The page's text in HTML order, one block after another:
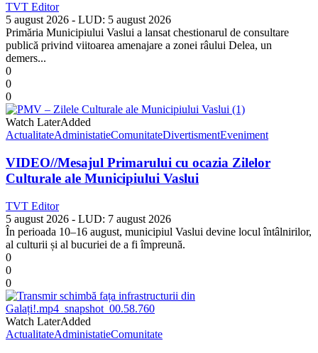
TVT Editor
5 august 2026 - LUD: 5 august 2026
Primăria Municipiului Vaslui a lansat chestionarul de consultare
publică privind viitoarea amenajare a zonei râului Delea, un
demers...
0
0
0
Watch LaterAdded
ActualitateAdministatieComunitateDivertismentEveniment
VIDEO//Mesajul Primarului cu ocazia Zilelor
Culturale ale Municipiului Vaslui
TVT Editor
5 august 2026 - LUD: 7 august 2026
În perioada 10–16 august, municipiul Vaslui devine locul întâlnirilor,
al culturii și al bucuriei de a fi împreună.
0
0
0
Watch LaterAdded
ActualitateAdministatieComunitate